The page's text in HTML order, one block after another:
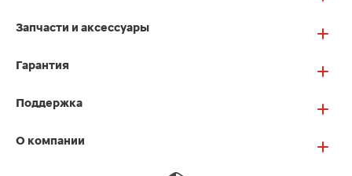
Запчасти и аксессуары
Гарантия
Поддержка
О компании